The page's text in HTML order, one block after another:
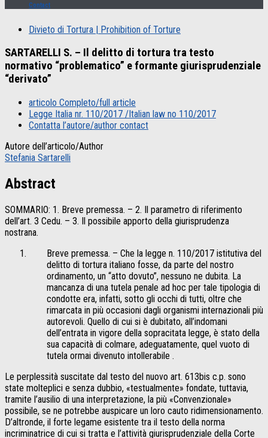
Contact
Divieto di Tortura | Prohibition of Torture
SARTARELLI S. – Il delitto di tortura tra testo
normativo “problematico” e formante giurisprudenziale
“derivato”
articolo Completo/full article
Legge Italia nr. 110/2017 /Italian law no 110/2017
Contatta l’autore/author contact
Autore dell’articolo/Author
Stefania Sartarelli
Abstract
SOMMARIO: 1. Breve premessa. – 2. Il parametro di riferimento
dell’art. 3 Cedu. – 3. Il possibile apporto della giurisprudenza
nostrana.
Breve premessa. – Che la legge n. 110/2017 istitutiva del
delitto di tortura italiano fosse, da parte del nostro
ordinamento, un “atto dovuto”, nessuno ne dubita. La
mancanza di una tutela penale ad hoc per tale tipologia di
condotte era, infatti, sotto gli occhi di tutti, oltre che
rimarcata in più occasioni dagli organismi internazionali più
autorevoli. Quello di cui si è dubitato, all’indomani
dell’entrata in vigore della sopracitata legge, è stato della
sua capacità di colmare, adeguatamente, quel vuoto di
tutela ormai divenuto intollerabile .
Le perplessità suscitate dal testo del nuovo art. 613bis c.p. sono
state molteplici e senza dubbio, «testualmente» fondate, tuttavia,
tramite l’ausilio di una interpretazione, la più «Convenzionale»
possibile, se ne potrebbe auspicare un loro cauto ridimensionamento.
D’altronde, il forte legame esistente tra il testo della norma
incriminatrice di cui si tratta e l’attività giurisprudenziale della Corte